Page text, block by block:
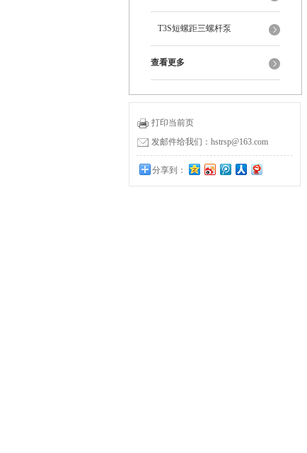
T3S短螺距三螺杆泵
查看更多
打印当前页
发邮件给我们：hstrsp@163.com
分享到：
0